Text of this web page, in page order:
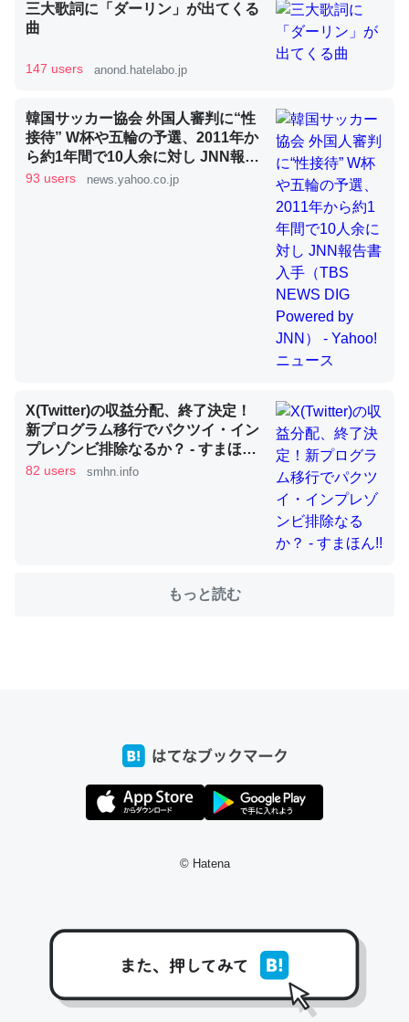
論文では「淡水はカルシウムも酸素も不足してて両方に不
利だから両方が拮抗してるのでは」とあって面白い。海に
ずキチンを強化してる筈だが、酵素が違うのか？
─ニュース :: 【研究発表】昆虫学の大問題＝「昆虫はなぜ海にいな
いのか」に関する新仮説
これを元に考えるとカルシウムを大量に使う脊椎動物と貝
類は苦労してるんだな…。腹足類だと殻を無くしてナメク
─ニュース :: 【研究発表】昆虫学の大問題＝「昆虫はなぜ海にいな
ウチもEchoを実家に置いて４年。でたまに覗いてる。ぼ
ちぼちRingも置こうかと画策中。あと、Googleマップで
位置情報を共有してる。電池残量や充電中かが分かるので
それを実質100倍以上に伸ばす効果があるはず……
─たまにLINEするくらいだった遠方の父67歳と僕。ITツール導入で
コミュニケーションが劇的に変化した｜tayorini by LIFULL介護
たいなのでネット環境作ったけどAlexaしか使わないので
回線代ほとんどかからないですよ。参考：
https://toyoshi.hatenablog.com/entry/2019/05/15/1805
三大歌詞に「ダーリン」が出てくる
曲
147 users anond.hatelabo.jp
韓国サッカー協会 外国人審判に“性
接待” W杯や五輪の予選、2011年か
ら約1年間で10人余に対し JNN報告
書入手（TBS NEWS DIG Powered
93 users news.yahoo.co.jp
X(Twitter)の収益分配、終了決定！
新プログラム移行でパクツイ・イン
プレゾンビ排除なるか？ - すまほ
ん!!
82 users smhn.info
もっと読む
© Hatena